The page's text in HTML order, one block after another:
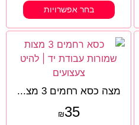
בחר אפשרויות
מצה כסא רחמים 3 מצ...
₪35